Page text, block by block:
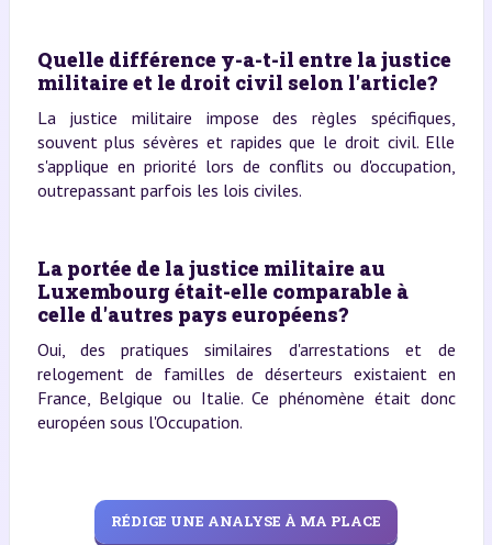
Quelle différence y-a-t-il entre la justice
militaire et le droit civil selon l'article?
La justice militaire impose des règles spécifiques,
souvent plus sévères et rapides que le droit civil. Elle
s'applique en priorité lors de conflits ou d'occupation,
outrepassant parfois les lois civiles.
La portée de la justice militaire au
Luxembourg était-elle comparable à
celle d'autres pays européens?
Oui, des pratiques similaires d'arrestations et de
relogement de familles de déserteurs existaient en
France, Belgique ou Italie. Ce phénomène était donc
européen sous l'Occupation.
RÉDIGE UNE ANALYSE À MA PLACE